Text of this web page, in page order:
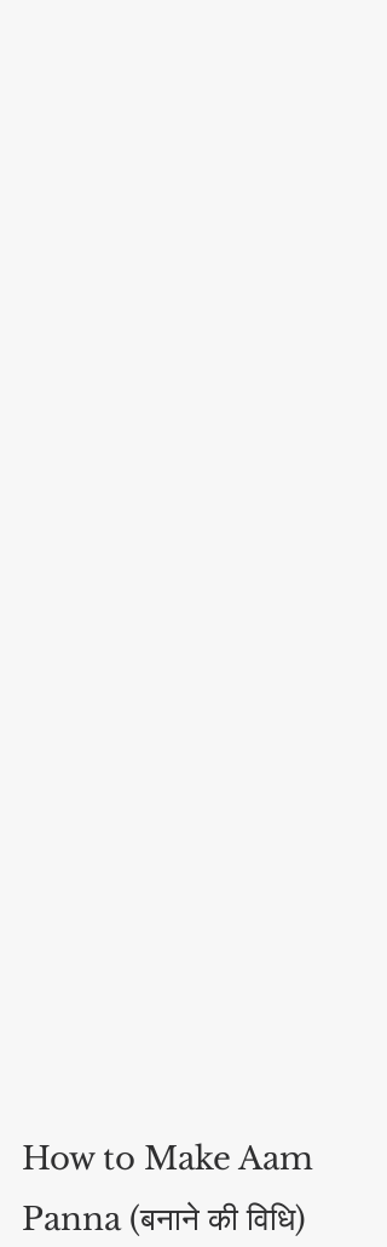
How to Make Aam
Panna (बनाने की विधि)